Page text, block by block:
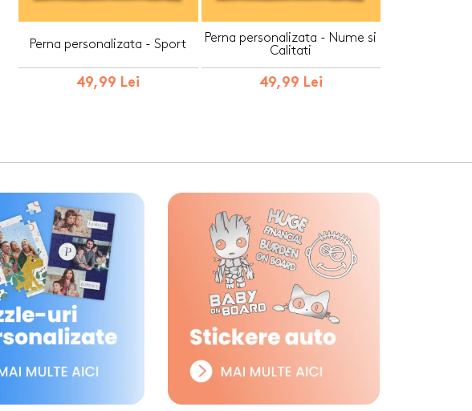
Perna personalizata - Sport
49,99 Lei
Perna personalizata - Nume si
Calitati
49,99 Lei